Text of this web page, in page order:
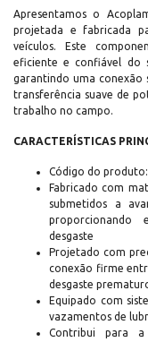
Apresentamos o
projetada e fabricada
veículos. Este
eficiente e confiável do
garantindo uma conexão
transferência suave de
trabalho no campo.
CARACTERÍSTICAS
Código do produto:
Fabricado com
submetidos a
proporcionando
desgaste
Projetado com
conexão firme
desgaste
Equipado com
vazamentos de
Contribui para